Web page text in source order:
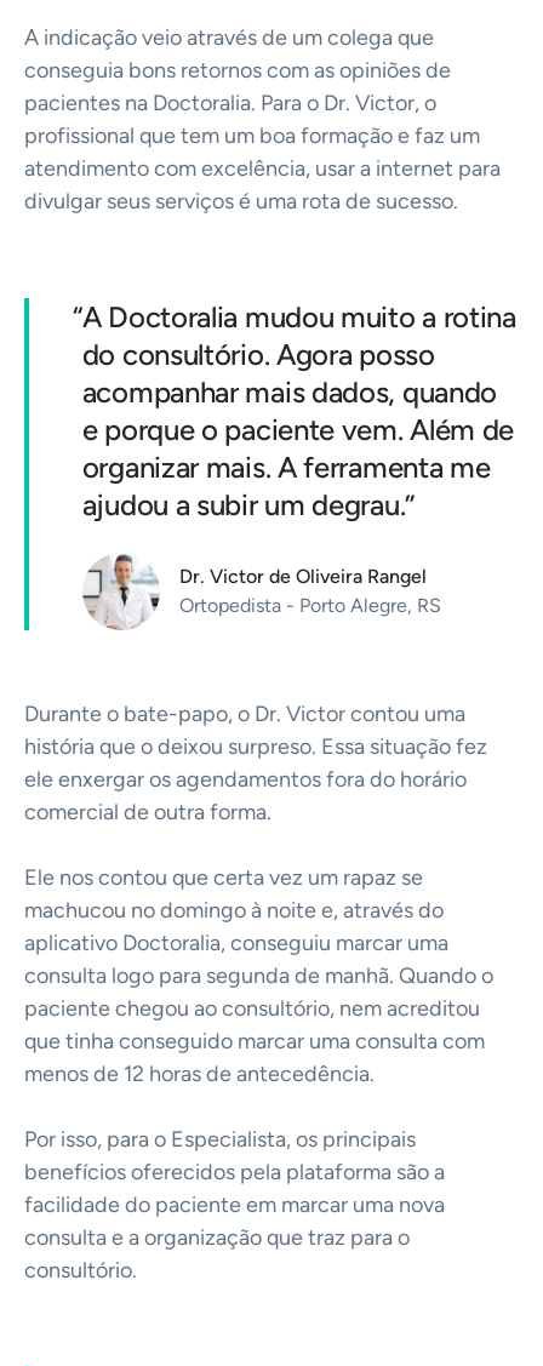
A indicação veio através de um colega que
conseguia bons retornos com as opiniões de
pacientes na Doctoralia. Para o Dr. Victor, o
profissional que tem um boa formação e faz um
atendimento com excelência, usar a internet para
divulgar seus serviços é uma rota de sucesso.
“A Doctoralia mudou muito a rotina
do consultório. Agora posso
acompanhar mais dados, quando
e porque o paciente vem. Além de
organizar mais. A ferramenta me
ajudou a subir um degrau.”
Dr. Victor de Oliveira Rangel
Ortopedista - Porto Alegre, RS
Durante o bate-papo, o Dr. Victor contou uma
história que o deixou surpreso. Essa situação fez
ele enxergar os agendamentos fora do horário
comercial de outra forma.
Ele nos contou que certa vez um rapaz se
machucou no domingo à noite e, através do
aplicativo Doctoralia, conseguiu marcar uma
consulta logo para segunda de manhã. Quando o
paciente chegou ao consultório, nem acreditou
que tinha conseguido marcar uma consulta com
menos de 12 horas de antecedência.
Por isso, para o Especialista, os principais
benefícios oferecidos pela plataforma são a
facilidade do paciente em marcar uma nova
consulta e a organização que traz para o
consultório.